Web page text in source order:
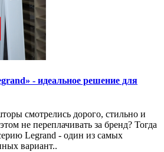
- идеальное решение для
смотрелись дорого, стильно и
не переплачивать за бренд? Тогда
Legrand - один из самых
вариант..